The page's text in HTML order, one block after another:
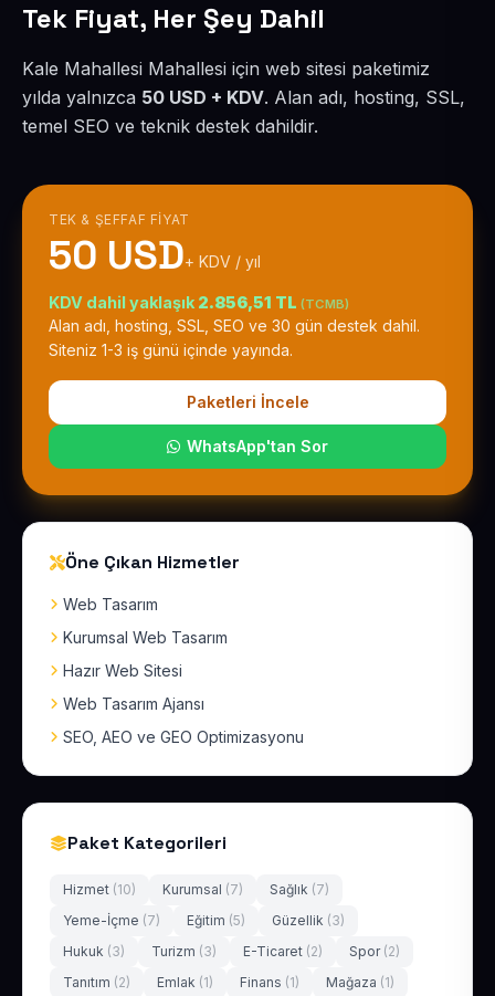
Tek Fiyat, Her Şey Dahil
Kale Mahallesi Mahallesi için web sitesi paketimiz
yılda yalnızca 50 USD + KDV. Alan adı, hosting, SSL,
temel SEO ve teknik destek dahildir.
TEK & ŞEFFAF FIYAT
50 USD+ KDV / yıl
KDV dahil yaklaşık 2.856,51 TL (TCMB)
Alan adı, hosting, SSL, SEO ve 30 gün destek dahil.
Siteniz 1-3 iş günü içinde yayında.
Paketleri İncele
WhatsApp'tan Sor
Öne Çıkan Hizmetler
Web Tasarım
Kurumsal Web Tasarım
Hazır Web Sitesi
Web Tasarım Ajansı
SEO, AEO ve GEO Optimizasyonu
Paket Kategorileri
Hizmet (10) Kurumsal (7) Sağlık (7)
Yeme-İçme (7) Eğitim (5) Güzellik (3)
Hukuk (3) Turizm (3) E-Ticaret (2) Spor (2)
Tanıtım (2) Emlak (1) Finans (1) Mağaza (1)